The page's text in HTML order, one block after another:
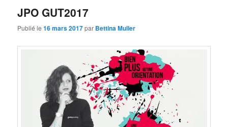
JPO GUT2017
Publié le16 mars 2017par Bettina Muller